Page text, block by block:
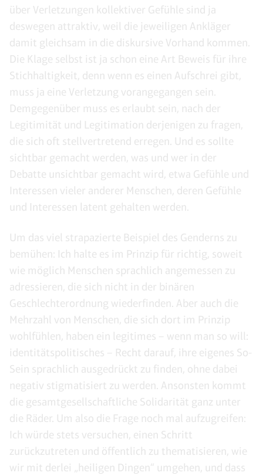
über Verletzungen kollektiver Gefühle sind ja
deswegen attraktiv, weil die jeweiligen Ankläger
damit gleichsam in die diskursive Vorhand kommen.
Die Klage selbst ist ja schon eine Art Beweis für ihre
Stichhaltigkeit, denn wenn es einen Aufschrei gibt,
muss ja eine Verletzung vorangegangen sein.
Demgegenüber muss es erlaubt sein, nach der
Legitimität und Legitimation derjenigen zu fragen,
die sich oft stellvertretend erregen. Und es sollte
sichtbar gemacht werden, was und wer in der
Debatte unsichtbar gemacht wird, etwa Gefühle und
Interessen vieler anderer Menschen, deren Gefühle
und Interessen latent gehalten werden.
Um das viel strapazierte Beispiel des Genderns zu
bemühen: Ich halte es im Prinzip für richtig, soweit
wie möglich Menschen sprachlich angemessen zu
adressieren, die sich nicht in der binären
Geschlechterordnung wiederfinden. Aber auch die
Mehrzahl von Menschen, die sich dort im Prinzip
wohlfühlen, haben ein legitimes – wenn man so will:
identitätspolitisches – Recht darauf, ihre eigenes So-
Sein sprachlich ausgedrückt zu finden, ohne dabei
negativ stigmatisiert zu werden. Ansonsten kommt
die gesamtgesellschaftliche Solidarität ganz unter
die Räder. Um also die Frage noch mal aufzugreifen:
Ich würde stets versuchen, einen Schritt
zurückzutreten und öffentlich zu thematisieren, wie
wir mit derlei „heiligen Dingen“ umgehen, und dass